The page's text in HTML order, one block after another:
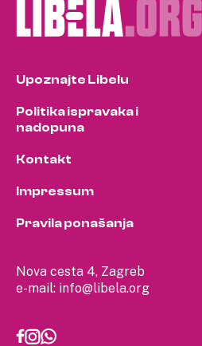
Nova cesta 4, Zagreb
e-mail: info@libela.org
Upoznajte Libelu
Politika ispravaka i
nadopuna
Kontakt
Impressum
Pravila ponašanja